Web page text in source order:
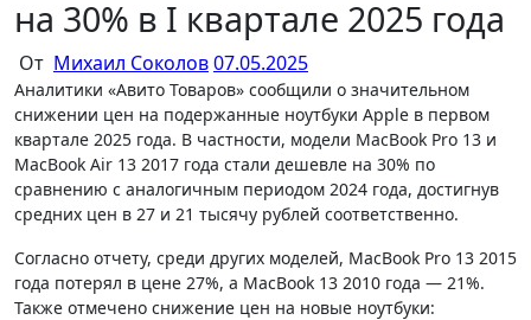
на 30% в I квартале 2025 года
От Михаил Соколов07.05.2025
Аналитики «Авито Товаров» сообщили о значительном
снижении цен на подержанные ноутбуки Apple в первом
квартале 2025 года. В частности, модели MacBook Pro 13 и
MacBook Air 13 2017 года стали дешевле на 30% по
сравнению с аналогичным периодом 2024 года, достигнув
средних цен в 27 и 21 тысячу рублей соответственно.
Согласно отчету, среди других моделей, MacBook Pro 13 2015
года потерял в цене 27%, а MacBook 13 2010 года — 21%.
Также отмечено снижение цен на новые ноутбуки: